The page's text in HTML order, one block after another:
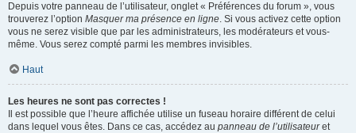
Depuis votre panneau de l’utilisateur, onglet « Préférences du forum », vous
trouverez l’option Masquer ma présence en ligne. Si vous activez cette option
vous ne serez visible que par les administrateurs, les modérateurs et vous-
même. Vous serez compté parmi les membres invisibles.
Haut
Les heures ne sont pas correctes !
Il est possible que l’heure affichée utilise un fuseau horaire différent de celui
dans lequel vous êtes. Dans ce cas, accédez au panneau de l’utilisateuret